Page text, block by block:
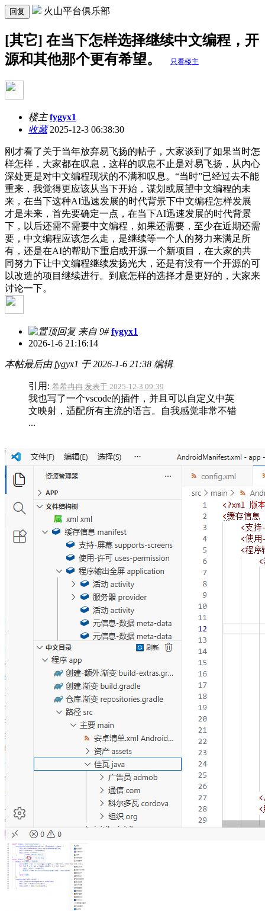
回复 火山平台俱乐部
[其它] 在当下怎样选择继续中文编程，开
源和其他那个更有希望。
只看楼主
楼主 fygyx1
收藏2025-12-3 06:38:30
刚才看了关于当年放弃易飞扬的帖子，大家谈到了如果当时怎
样怎样，大家都在叹息，这样的叹息不止是对易飞扬，从内心
深处更是对中文编程现状的不满和叹息。“当时”已经过去不能
重来，我觉得更应该从当下开始，谋划或展望中文编程的未
来，在当下这种AI迅速发展的时代背景下中文编程怎样发展
才是未来，首先要确定一点，在当下AI迅速发展的时代背景
下，以后还需不需要中文编程，如果还需要，至少在近期还需
要，中文编程应该怎么走，是继续等一个人的努力来满足所
有，还是在AI的帮助下重启或开源一个新项目，在大家的共
同努力下让中文编程继续发扬光大，还是有没有一个开源的可
以改造的项目继续进行。到底怎样的选择才是更好的，大家来
讨论一下。
来自 9# fygyx1
2026-1-6 21:16:14
本帖最后由 fygyx1 于 2026-1-6 21:38 编辑
引用: 希希冉冉 发表于 2025-12-3 09:39
我也写了一个vscode的插件，并且可以自定义中英
文映射，适配所有主流的语言。自我感觉非常不错
...